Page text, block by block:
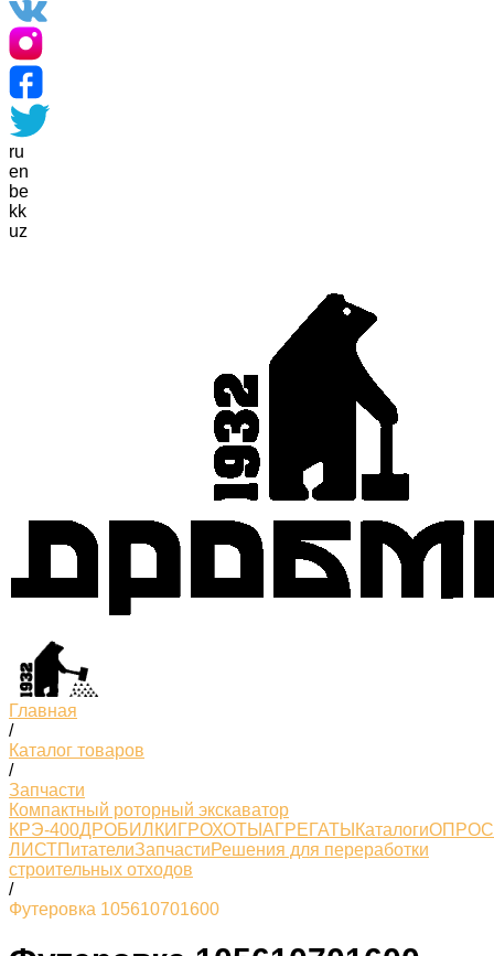
ru
en
be
kk
uz
Главная
/
Каталог товаров
/
Запчасти
Компактный роторный экскаватор
КРЭ-400ДРОБИЛКИ ГРОХОТЫ АГРЕГАТЫ Каталоги
ЛИСТПитателиЗапчастиРешения для переработки
строительных отходов
/
Футеровка 105610701600